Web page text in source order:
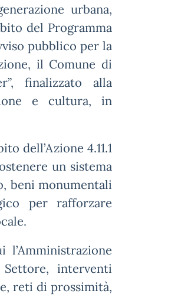
urbana,
del Programma
pubblico per la
il Comune di
finalizzato alla
e cultura, in
dell’Azione 4.11.1
un sistema
beni monumentali
per rafforzare
interventi
reti di prossimità,